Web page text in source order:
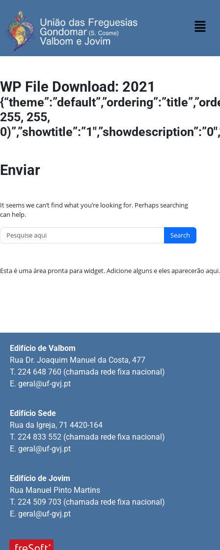
WP File Download: 2021
255, 255,
Enviar
It seems we can’t find what you’re looking for. Perhaps searching
can help.
Search
Esta é uma área pronta para widget. Adicione alguns e eles aparecerão aqui.
Edifício de Jovim
Rua Manuel Pinto Martins
T. 224 509 703 (chamada rede fixa nacional)
E. geral@uf-gvj.pt
Edifício Sede
Rua da Igreja, 71 4420-164
T. 224 833 552 (chamada rede fixa nacional)
E. geral@uf-gvj.pt
Edifício de Valbom
Rua Dr. Joaquim Manuel da Costa, 477
T. 224 648 760 (chamada rede fixa nacional)
E. geral@uf-gvj.pt